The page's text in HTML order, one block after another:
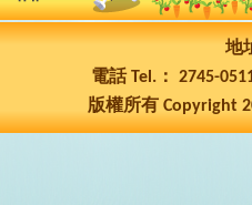
地
電話 Tel.： 2745-
版權所有 Copyright